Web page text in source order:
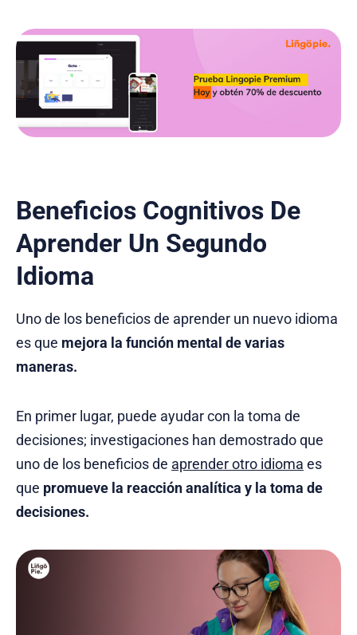
Beneficios Cognitivos De
Aprender Un Segundo
Idioma
Uno de los beneficios de aprender un nuevo idioma
es que mejora la función mental de varias
maneras.
En primer lugar, puede ayudar con la toma de
decisiones; investigaciones han demostrado que
uno de los beneficios de aprender otro idioma es
que promueve la reacción analítica y la toma de
decisiones.